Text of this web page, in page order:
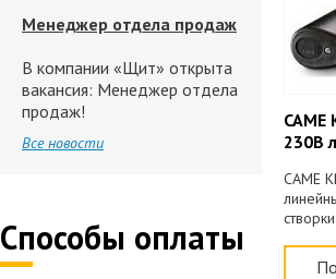
230В
CAME
30%
Менеджер отдела продаж
В компании «Щит» открыта
вакансия: Менеджер отдела
продаж!
Все новости
Способы оплаты